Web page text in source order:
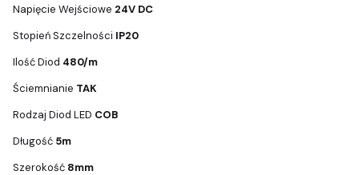
Napięcie Wejściowe 24V DC
Stopień Szczelności IP20
Ilość Diod 480/m
Ściemnianie TAK
Rodzaj Diod LED COB
Długość 5m
Szerokość 8mm